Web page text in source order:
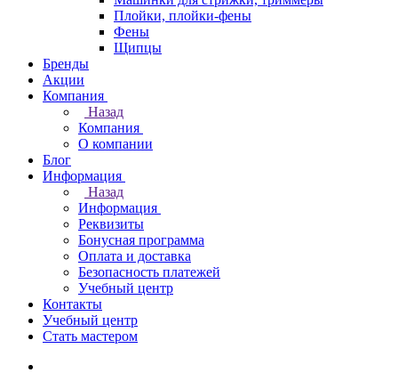
Плойки, плойки-фены
Фены
Щипцы
Бренды
Акции
Компания
Назад
Компания
О компании
Блог
Информация
Назад
Информация
Реквизиты
Бонусная программа
Оплата и доставка
Безопасность платежей
Учебный центр
Контакты
Учебный центр
Стать мастером